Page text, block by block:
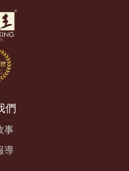
們
事
導